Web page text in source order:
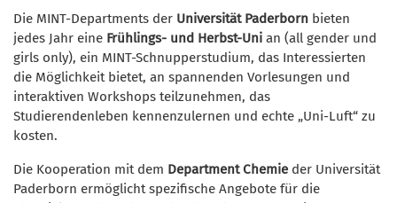
Die MINT-Departments der Universität Paderborn bieten
jedes Jahr eine Frühlings- und Herbst-Uni an (all gender und
girls only), ein MINT-Schnupperstudium, das Interessierten
die Möglichkeit bietet, an spannenden Vorlesungen und
interaktiven Workshops teilzunehmen, das
Studierendenleben kennenzulernen und echte „Uni-Luft“ zu
kosten.
Die Kooperation mit dem Department Chemie der Universität
Paderborn ermöglicht spezifische Angebote für die